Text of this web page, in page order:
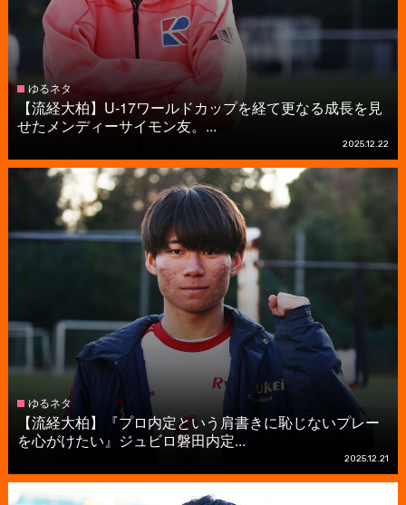
ゆるネタ
【流経大柏】U-17ワールドカップを経て更なる成長を見
せたメンディーサイモン友。...
2025.12.22
ゆるネタ
【流経大柏】『プロ内定という肩書きに恥じないプレー
を心がけたい』ジュビロ磐田内定...
2025.12.21